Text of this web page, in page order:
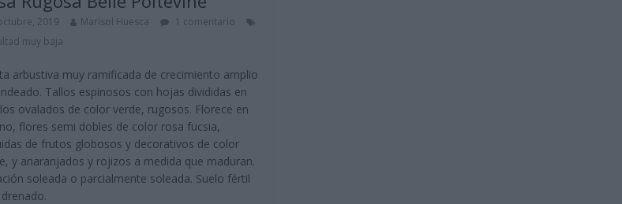
2019 Marisol Huesca
1 comentario
muy baja
arbustiva muy ramificada de crecimiento amplio
Tallos espinosos con hojas divididas en
ovalados de color verde, rugosos. Florece en
flores semi dobles de color rosa fucsia,
de frutos globosos y decorativos de color
y anaranjados y rojizos a medida que maduran.
soleada o parcialmente soleada. Suelo fértil